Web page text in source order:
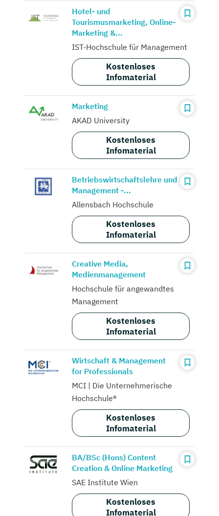
Hotel- und
Tourismusmarketing, Online-
Marketing &...
IST-Hochschule für Management
Kostenloses
Infomaterial
Marketing
AKAD University
Kostenloses
Infomaterial
Betriebswirtschaftslehre und
Management -...
Allensbach Hochschule
Kostenloses
Infomaterial
Creative Media,
Medienmanagement
Hochschule für angewandtes
Management
Kostenloses
Infomaterial
Wirtschaft & Management
for Professionals
MCI | Die Unternehmerische
Hochschule®
Kostenloses
Infomaterial
BA/BSc (Hons) Content
Creation & Online Marketing
SAE Institute Wien
Kostenloses
Infomaterial